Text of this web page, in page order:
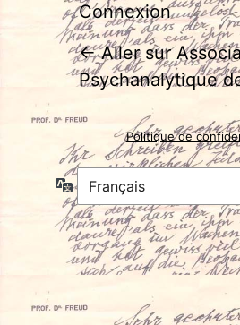
Connexion
← Aller sur
Psychanalytique
Politique de
Langue